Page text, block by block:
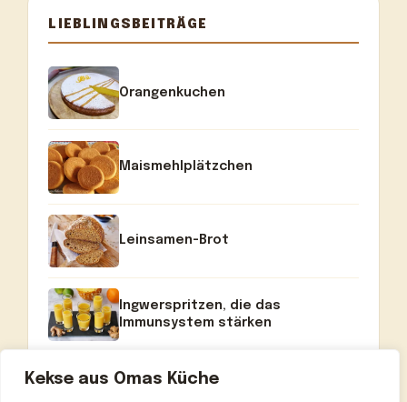
Kekse aus Omas Küche
LIEBLINGSBEITRÄGE
Orangenkuchen
Maismehlplätzchen
Leinsamen-Brot
Ingwerspritzen, die das
Immunsystem stärken